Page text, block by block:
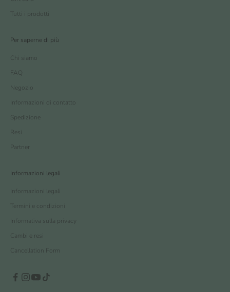
Tutti i prodotti
Per saperne di più
Chi siamo
FAQ
Negozio
Informazioni di contatto
Spedizione
Resi
Partner
Informazioni legali
Informazioni legali
Termini e condizioni
Informativa sulla privacy
Cambi e resi
Cancellation Form